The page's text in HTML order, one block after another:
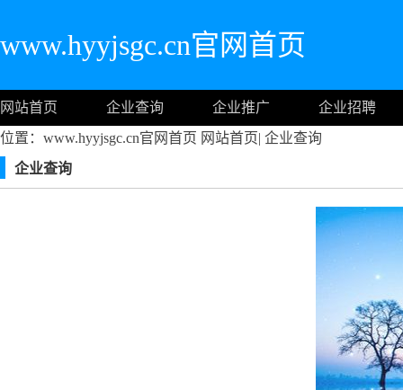
www.hyyjsgc.cn官网首页
网站首页 企业查询 企业推广
企业招聘
位置：www.hyyjsgc.cn官网首页 网站首页| 企业查询
企业查询